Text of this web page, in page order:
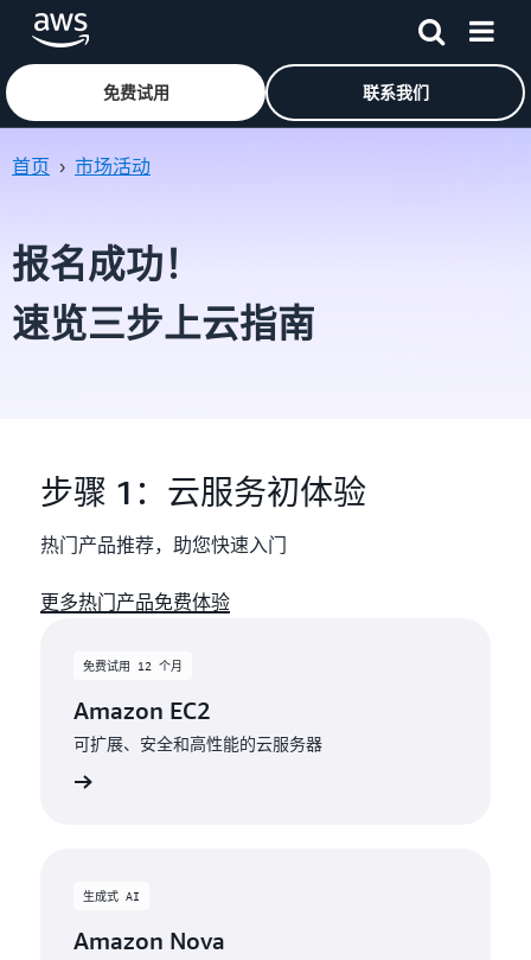
免费试用 联系我们
首页 › 市场活动
报名成功！
速览三步上云指南
步骤 1：云服务初体验
热门产品推荐，助您快速入门
更多热门产品免费体验
免费试用 12 个月
Amazon EC2
可扩展、安全和高性能的云服务器
生成式 AI
Amazon Nova